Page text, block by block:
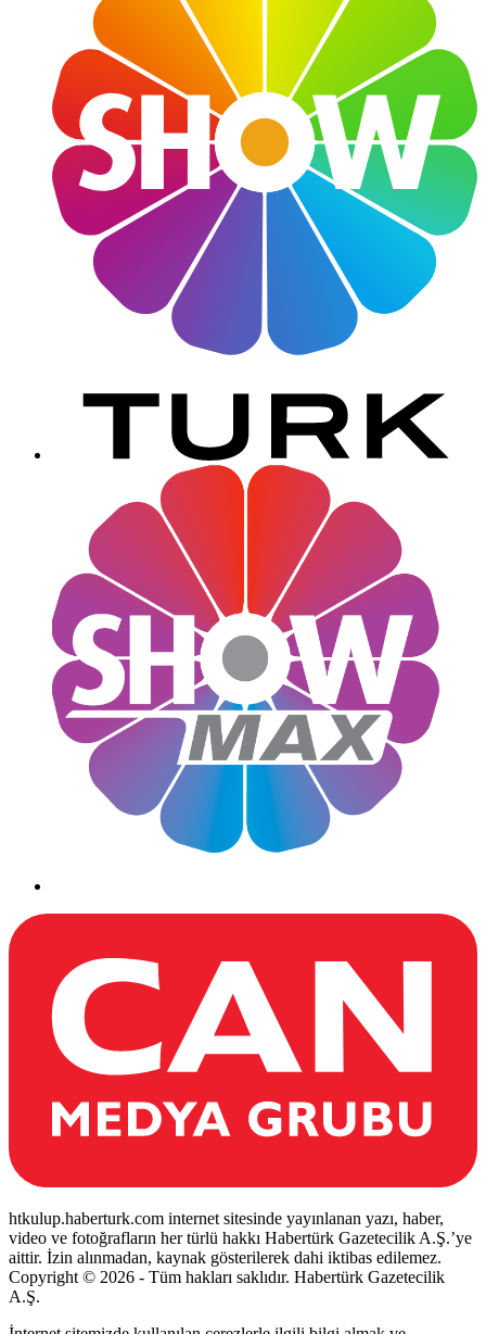
htkulup.haberturk.com internet sitesinde yayınlanan yazı, haber,
video ve fotoğrafların her türlü hakkı Habertürk Gazetecilik A.Ş.’ye
aittir. İzin alınmadan, kaynak gösterilerek dahi iktibas edilemez.
Copyright © 2026 - Tüm hakları saklıdır. Habertürk Gazetecilik
A.Ş.